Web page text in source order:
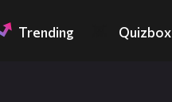
Trending Quizbox